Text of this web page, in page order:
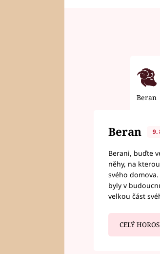
Beran
Beran 9.
Berani, buďte
něhy, na
svého
byly v
velkou část
CELÝ